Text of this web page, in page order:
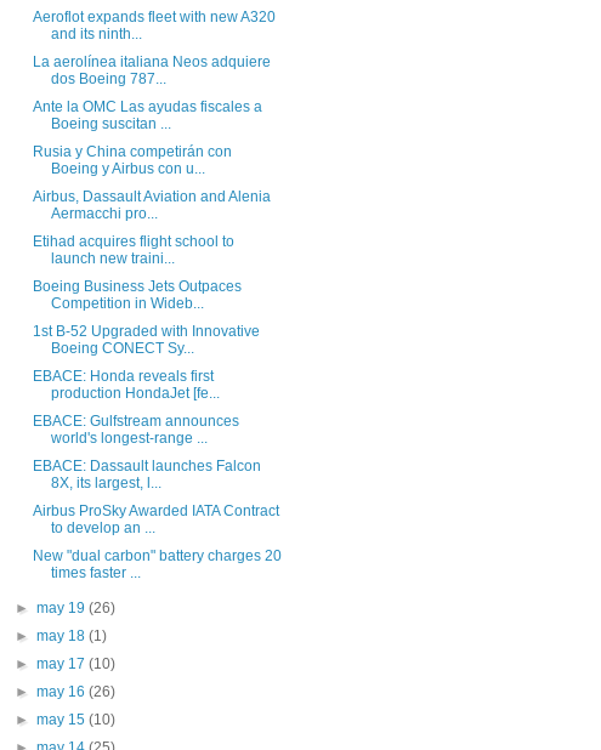
Aeroflot expands fleet with new A320
and its ninth...
La aerolínea italiana Neos adquiere
dos Boeing 787...
Ante la OMC Las ayudas fiscales a
Boeing suscitan ...
Rusia y China competirán con
Boeing y Airbus con u...
Airbus, Dassault Aviation and Alenia
Aermacchi pro...
Etihad acquires flight school to
launch new traini...
Boeing Business Jets Outpaces
Competition in Wideb...
1st B-52 Upgraded with Innovative
Boeing CONECT Sy...
EBACE: Honda reveals first
production HondaJet [fe...
EBACE: Gulfstream announces
world's longest-range ...
EBACE: Dassault launches Falcon
8X, its largest, l...
Airbus ProSky Awarded IATA Contract
to develop an ...
New "dual carbon" battery charges 20
times faster ...
► may 19 (26)
► may 18 (1)
► may 17 (10)
► may 16 (26)
► may 15 (10)